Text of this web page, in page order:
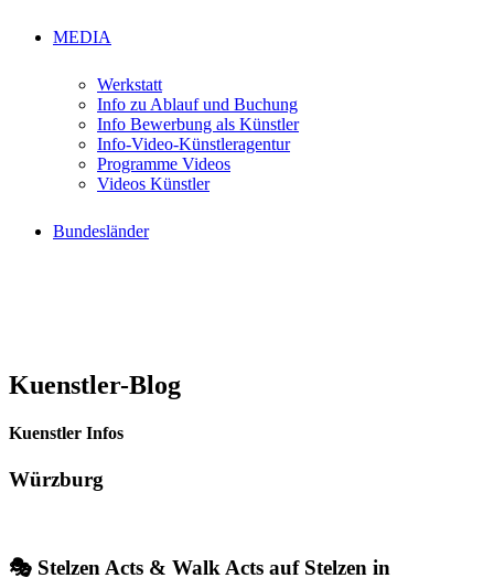
MEDIA
Werkstatt
Info zu Ablauf und Buchung
Info Bewerbung als Künstler
Info-Video-Künstleragentur
Programme Videos
Videos Künstler
Bundesländer
Kuenstler-Blog
Kuenstler Infos
Würzburg
🎭 Stelzen Acts & Walk Acts auf Stelzen in